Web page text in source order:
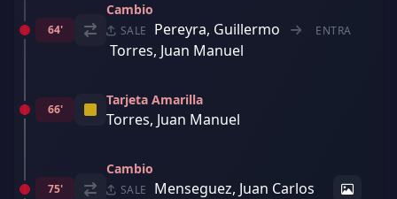
64'
Cambio
SALE Pereyra, Guillermo ENTRA
Torres, Juan Manuel
66'
Tarjeta Amarilla
Torres, Juan Manuel
75'
Cambio
SALE Menseguez, Juan Carlos